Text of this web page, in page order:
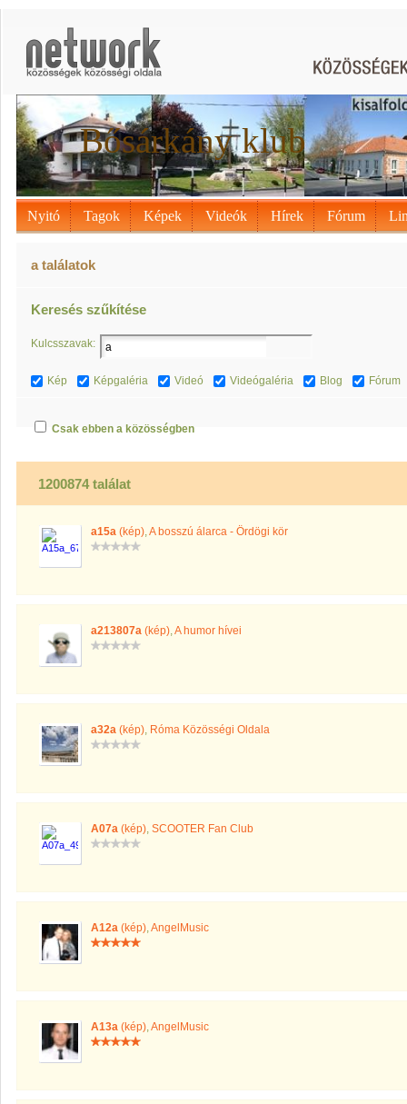
Bősárkány klub
Nyitó Tagok Képek Videók Hírek Fórum
a találatok
Keresés szűkítése
Kulcsszavak:
Kép Képgaléria Videó Videógaléria Blog Fórum
Csak ebben a közösségben
1200874 találat
a15a (kép),A bosszú álarca - Ördögi kör
a213807a (kép),A humor hívei
a32a (kép), Róma Közösségi Oldala
A07a (kép), SCOOTER Fan Club
A12a (kép),AngelMusic
A13a (kép),AngelMusic